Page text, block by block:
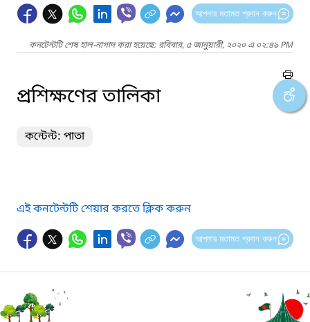
আপনার মতামত প্রদান করুন
কনটেন্টটি শেষ হাল-নাগাদ করা হয়েছে: রবিবার, ৫ জানুয়ারী, ২০২০ এ ০২:৪৯ PM
প্রশিক্ষণের তালিকা
কন্টেন্ট: পাতা
এই কনটেন্টটি শেয়ার করতে ক্লিক করুন
আপনার মতামত প্রদান করুন